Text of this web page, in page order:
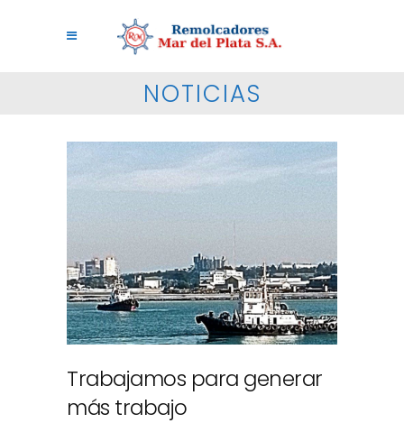
NOTICIAS
Trabajamos para generar
más trabajo